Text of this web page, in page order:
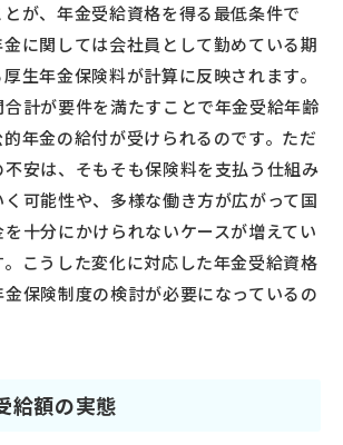
が、年金受給資格を得る最低条件で
に関しては会社員として勤めている期
生年金保険料が計算に反映されます。
合計が要件を満たすことで年金受給年齢
年金の給付が受けられるのです。ただ
不安は、そもそも保険料を支払う仕組み
可能性や、多様な働き方が広がって国
十分にかけられないケースが増えてい
こうした変化に対応した年金受給資格
保険制度の検討が必要になっているの
給額の実態